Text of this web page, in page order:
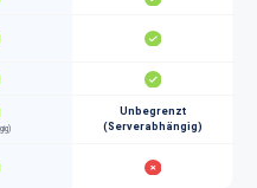
Unbegrenzt
(Serverabhängig)